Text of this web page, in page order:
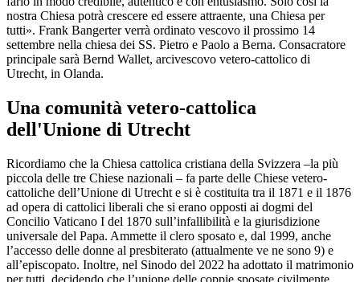
nostra Chiesa potrà crescere ed essere attraente, una Chiesa per
tutti». Frank Bangerter verrà ordinato vescovo il prossimo 14
settembre nella chiesa dei SS. Pietro e Paolo a Berna. Consacratore
principale sarà Bernd Wallet, arcivescovo vetero-cattolico di
Utrecht, in Olanda.
Una comunità vetero-cattolica
dell'Unione di Utrecht
Ricordiamo che la Chiesa cattolica cristiana della Svizzera –la più
piccola delle tre Chiese nazionali – fa parte delle Chiese vetero-
cattoliche dell’Unione di Utrecht e si è costituita tra il 1871 e il 1876
ad opera di cattolici liberali che si erano opposti ai dogmi del
Concilio Vaticano I del 1870 sull’infallibilità e la giurisdizione
universale del Papa. Ammette il clero sposato e, dal 1999, anche
l’accesso delle donne al presbiterato (attualmente ve ne sono 9) e
all’episcopato. Inoltre, nel Sinodo del 2022 ha adottato il matrimonio